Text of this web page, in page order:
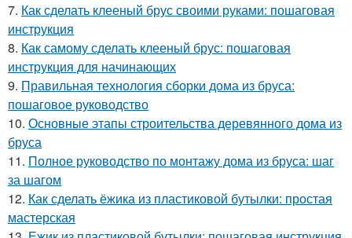
7. Как сделать клееный брус своими руками: пошаговая
инструкция
8. Как самому сделать клееный брус: пошаговая
инструкция для начинающих
9. Правильная технология сборки дома из бруса:
пошаговое руководство
10. Основные этапы строительства деревянного дома из
бруса
11. Полное руководство по монтажу дома из бруса: шаг
за шагом
12. Как сделать ёжика из пластиковой бутылки: простая
мастерская